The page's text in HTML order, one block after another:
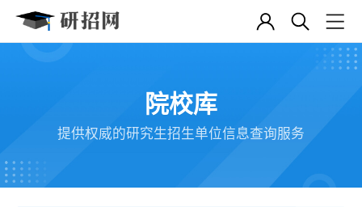
院校库
提供权威的研究生招生单位信息查询服务